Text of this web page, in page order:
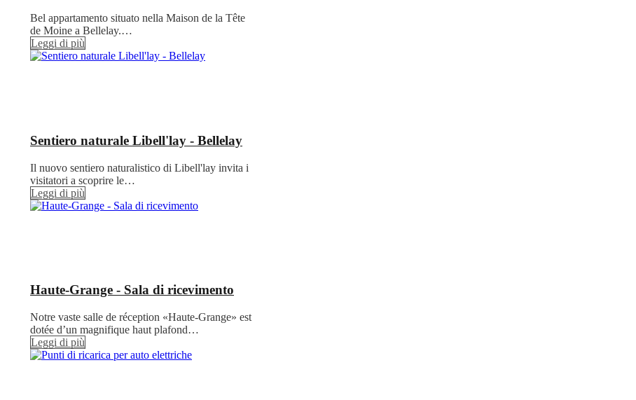
Bel appartamento situato nella Maison de la Tête
de Moine a Bellelay.…
Leggi di più
Sentiero naturale Libell'lay - Bellelay
Il nuovo sentiero naturalistico di Libell'lay invita i
visitatori a scoprire le…
Leggi di più
Haute-Grange - Sala di ricevimento
Notre vaste salle de réception «Haute-Grange» est
dotée d’un magnifique haut plafond…
Leggi di più